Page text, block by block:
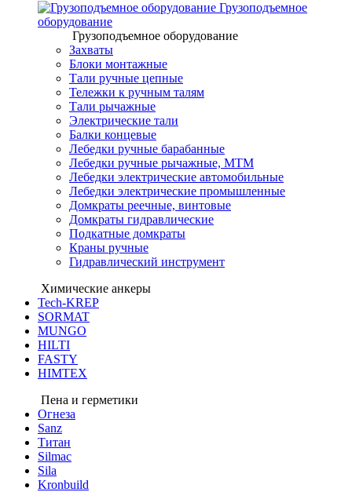
Грузоподъемное
оборудование
Грузоподъемное оборудование
Захваты
Блоки монтажные
Тали ручные цепные
Тележки к ручным талям
Тали рычажные
Электрические тали
Балки концевые
Лебедки ручные барабанные
Лебедки ручные рычажные, МТМ
Лебедки электрические автомобильные
Лебедки электрические промышленные
Домкраты реечные, винтовые
Домкраты гидравлические
Подкатные домкраты
Краны ручные
Гидравлический инструмент
Химические анкеры
Tech-KREP
SORMAT
MUNGO
HILTI
FASTY
HIMTEX
Пена и герметики
Огнеза
Sanz
Титан
Silmac
Sila
Kronbuild